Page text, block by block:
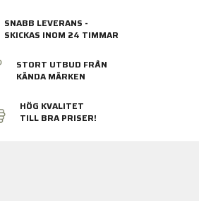
SNABB LEVERANS -
SKICKAS INOM 24 TIMMAR
STORT UTBUD FRÅN
KÄNDA MÄRKEN
HÖG KVALITET
TILL BRA PRISER!